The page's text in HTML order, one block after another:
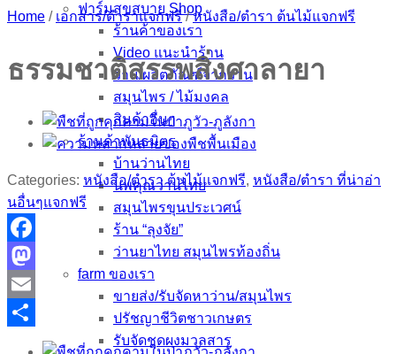
ฟาร์มสุขสบาย Shop
ร้านค้าของเรา
Video แนะนำร้าน
ว่าน/ผลิตภัณฑ์จากว่าน
สมุนไพร / ไม้มงคล
สินค้าอื่นๆ
ร้านค้าพันธมิตร
บ้านว่านไทย
นพคุณว่านไทย
สมุนไพรขุนประเวศน์
ร้าน “ลุงจัย”
ว่านยาไทย สมุนไพรท้องถิ่น
farm ของเรา
ขายส่ง/รับจัดหาว่าน/สมุนไพร
ปรัชญาชีวิตชาวเกษตร
รับจัดชุดผงมวลสาร
Home / เอกสาร/ตำราแจกฟรี / หนังสือ/ตำรา ต้นไม้แจกฟรี
ธรรมชาติสรรพสิ่งศาลายา
Categories: หนังสือ/ตำรา ต้นไม้แจกฟรี, หนังสือ/ตำรา ที่น่าอ่า
นอื่นๆแจกฟรี
Facebook
Mastodon
Email
Share